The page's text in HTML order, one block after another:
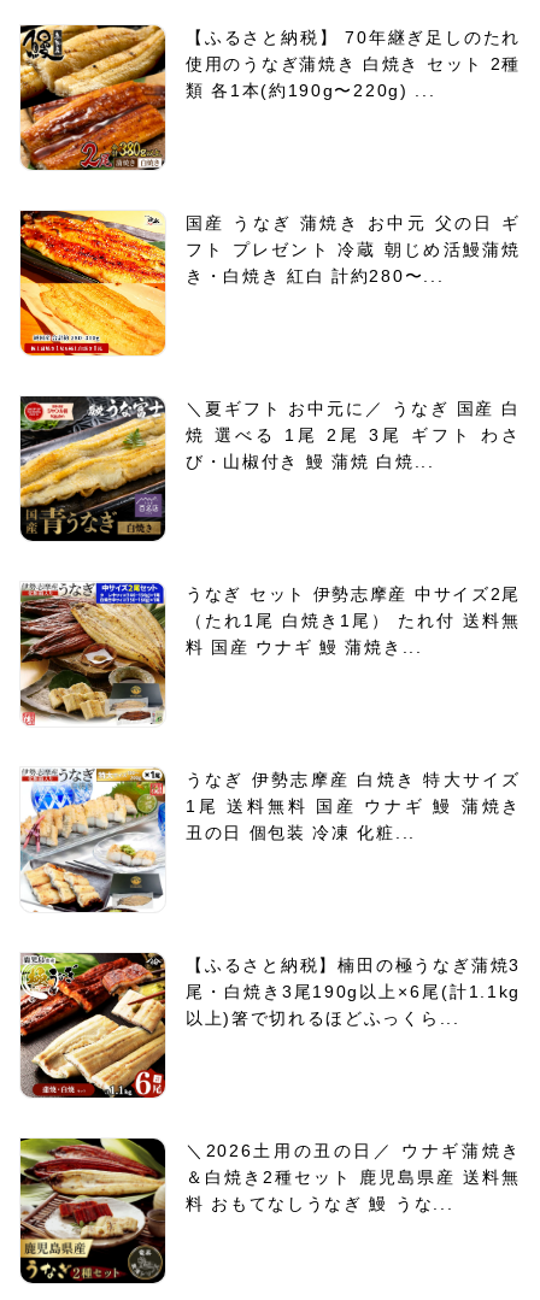
【ふるさと納税】 70年継ぎ足しのたれ
使用のうなぎ蒲焼き 白焼き セット 2種
類 各1本(約190g〜220g) ...
国産 うなぎ 蒲焼き お中元 父の日 ギ
フト プレゼント 冷蔵 朝じめ活鰻蒲焼
き・白焼き 紅白 計約280〜...
＼夏ギフト お中元に／ うなぎ 国産 白
焼 選べる 1尾 2尾 3尾 ギフト わさ
び・山椒付き 鰻 蒲焼 白焼...
うなぎ セット 伊勢志摩産 中サイズ2尾
（たれ1尾 白焼き1尾） たれ付 送料無
料 国産 ウナギ 鰻 蒲焼き...
うなぎ 伊勢志摩産 白焼き 特大サイズ
1尾 送料無料 国産 ウナギ 鰻 蒲焼き
丑の日 個包装 冷凍 化粧...
【ふるさと納税】楠田の極うなぎ蒲焼3
尾・白焼き3尾190g以上×6尾(計1.1kg
以上)箸で切れるほどふっくら...
＼2026土用の丑の日／ ウナギ蒲焼き
＆白焼き2種セット 鹿児島県産 送料無
料 おもてなしうなぎ 鰻 うな...